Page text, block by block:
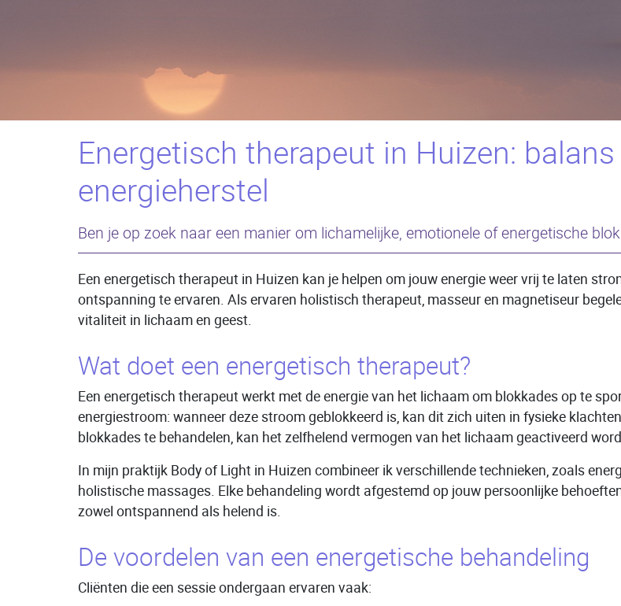
Energetisch therapeut in Huizen: balans
energieherstel
Ben je op zoek naar een manier om lichamelijke, emotionele of energetische
Een energetisch therapeut in Huizen kan je helpen om jouw energie weer vrij te laten
ontspanning te ervaren. Als ervaren holistisch therapeut, masseur en magnetiseur
vitaliteit in lichaam en geest.
Wat doet een energetisch therapeut?
Een energetisch therapeut werkt met de energie van het lichaam om blokkades op te
energiestroom: wanneer deze stroom geblokkeerd is, kan dit zich uiten in fysieke
blokkades te behandelen, kan het zelfhelend vermogen van het lichaam geactiveerd
In mijn praktijk Body of Light in Huizen combineer ik verschillende technieken, zoals
holistische massages. Elke behandeling wordt afgestemd op jouw persoonlijke
zowel ontspannend als helend is.
De voordelen van een energetische behandeling
Cliënten die een sessie ondergaan ervaren vaak: